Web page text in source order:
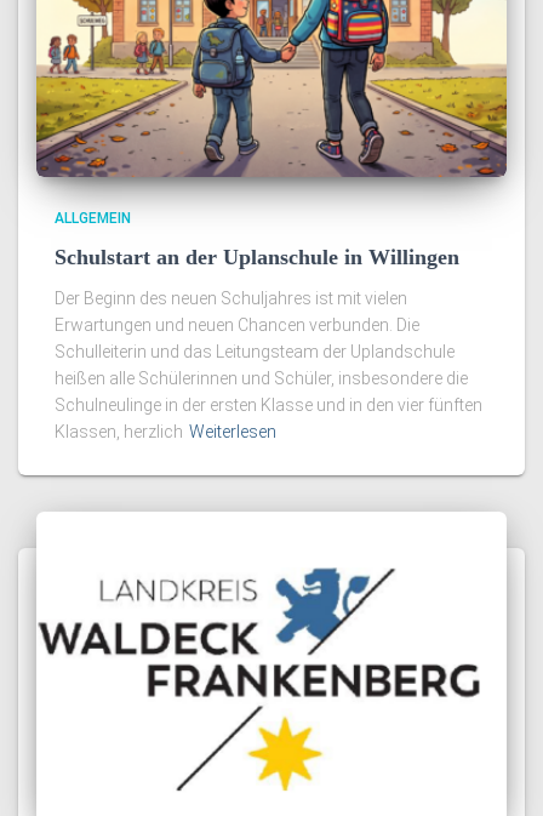
ALLGEMEIN
Schulstart an der Uplanschule in Willingen
Der Beginn des neuen Schuljahres ist mit vielen
Erwartungen und neuen Chancen verbunden. Die
Schulleiterin und das Leitungsteam der Uplandschule
heißen alle Schülerinnen und Schüler, insbesondere die
Schulneulinge in der ersten Klasse und in den vier fünften
Klassen, herzlich Weiterlesen